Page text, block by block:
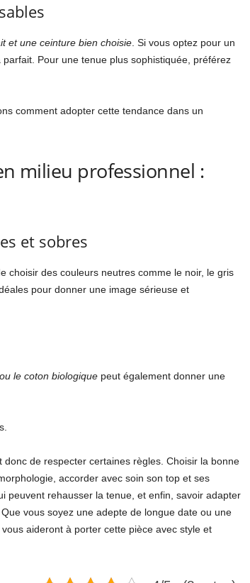
et une ceinture bien choisie. Si vous optez pour un
Pour une tenue plus sophistiquée, préférez
comment adopter cette tendance dans un
milieu professionnel :
et sobres
choisir des couleurs neutres comme le noir, le gris
pour donner une image sérieuse et
le coton biologiquepeut également donner une
de respecter certaines règles. Choisir la bonne
accorder avec soin son top et ses
peuvent rehausser la tenue, et enfin, savoir adapter
vous soyez une adepte de longue date ou une
aideront à porter cette pièce avec style et